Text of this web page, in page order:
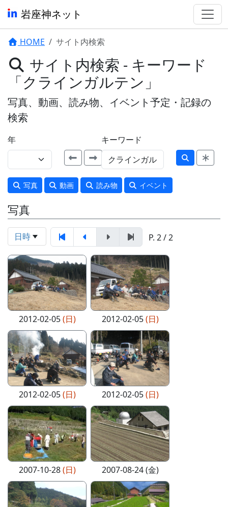
岩座神ネット
HOME サイト内検索
サイト内検索 - キーワード
「クラインガルテン」
写真、動画、読み物、イベント予定・記録の
検索
年 キーワード
写真 動画 読み物 イベント
写真
日時 P. 2 / 2
2012-02-05(日) 2012-02-05(日)
2012-02-05(日) 2012-02-05(日)
2007-10-28(日) 2007-08-24 (金)